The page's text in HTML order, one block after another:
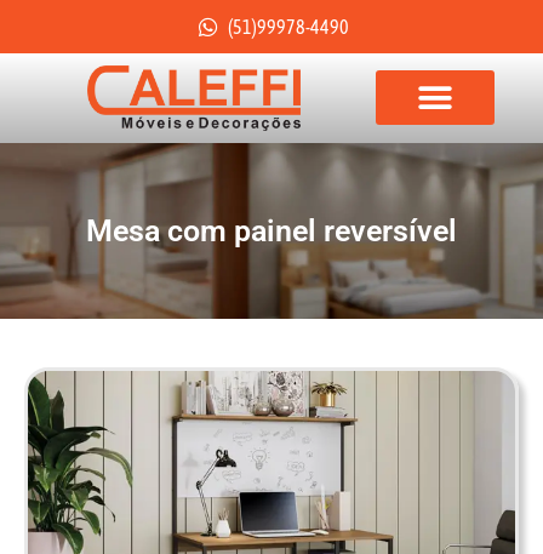
(51)99978-4490
Mesa com painel reversível